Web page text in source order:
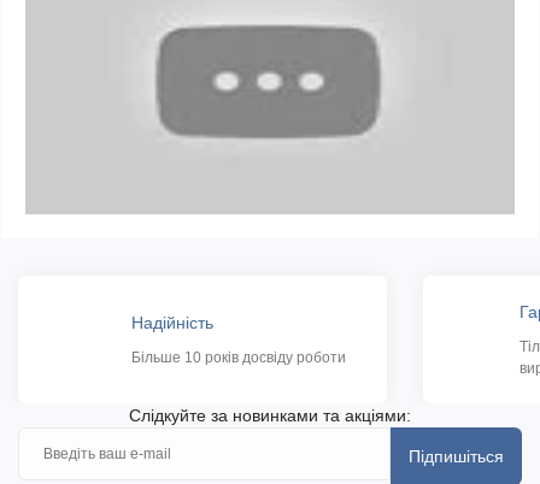
Надійність
Більше 10 років досвіду роботи
Слідкуйте за новинками та акціями:
Підпишіться